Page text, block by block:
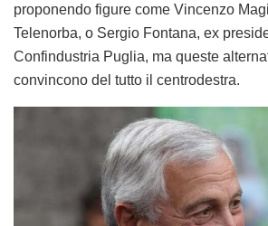
proponendo figure come Vincenzo
Telenorba, o Sergio Fontana, ex
Confindustria Puglia, ma queste
convincono del tutto il centrodestra.